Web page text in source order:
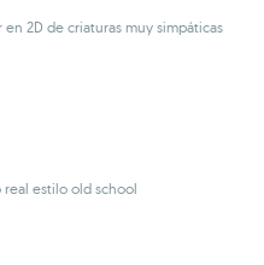
2D de criaturas muy simpáticas
real estilo old school